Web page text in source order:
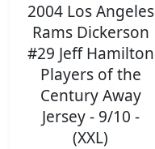
2004 Los Angeles
Rams Dickerson
#29 Jeff Hamilton
Players of the
Century Away
Jersey - 9/10 -
(XXL)